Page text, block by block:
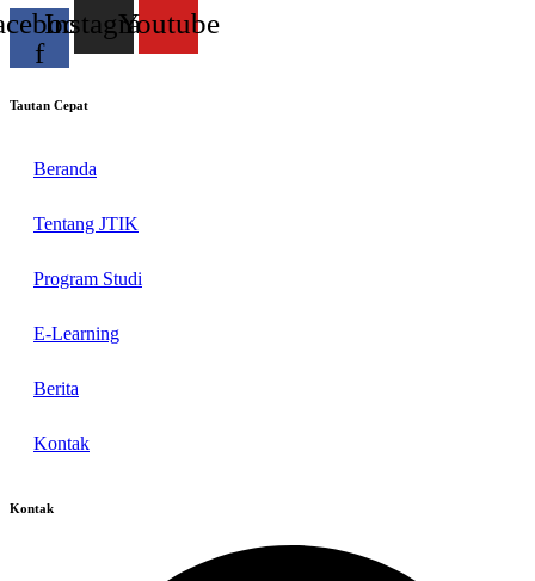
f
InstagramYoutube
Tautan Cepat
Beranda
Tentang JTIK
Program Studi
E-Learning
Berita
Kontak
Kontak